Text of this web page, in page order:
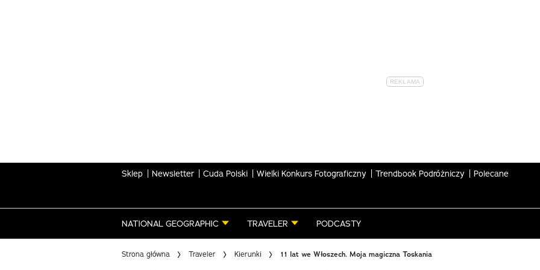
Sklep Newsletter Cuda Polski Wielki Konkurs Fotograficzny Trendbook Podróżniczy Polecane
NATIONAL GEOGRAPHIC TRAVELER PODCASTY
Strona główna Traveler Kierunki 11 lat we Włoszech. Moja magiczna Toskania